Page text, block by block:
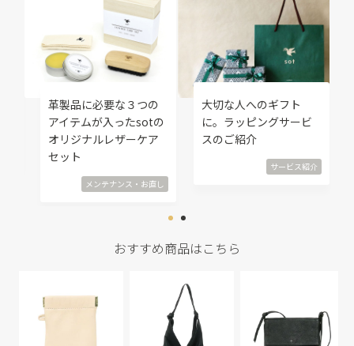
革製品に必要な３つの
アイテムが入ったsotの
オリジナルレザーケア
セット
メンテナンス・お直し
大切な人へのギフト
に。ラッピングサービ
スのご紹介
サービス紹介
おすすめ商品はこちら